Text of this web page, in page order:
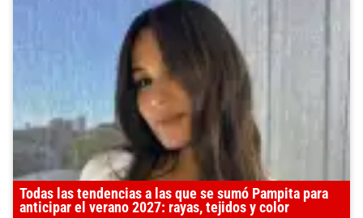
Todas las tendencias a las que se sumó Pampita para
anticipar el verano 2027: rayas, tejidos y color